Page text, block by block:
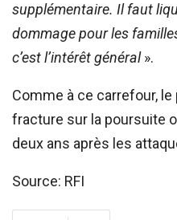
supplémentaire. Il faut
dommage pour les
c’est l’intérêt général».
Comme à ce carrefour,
fracture sur la poursuite
deux ans après les
Source: RFI